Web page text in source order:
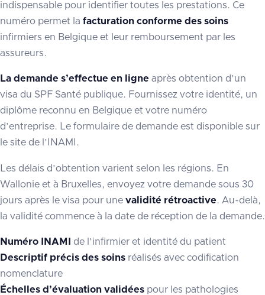
indispensable pour identifier toutes les prestations. Ce
numéro permet la facturation conforme des soins
infirmiers en Belgique et leur remboursement par les
assureurs.
La demande s’effectue en ligne après obtention d’un
visa du SPF Santé publique. Fournissez votre identité, un
diplôme reconnu en Belgique et votre numéro
d’entreprise. Le formulaire de demande est disponible sur
le site de l’INAMI.
Les délais d’obtention varient selon les régions. En
Wallonie et à Bruxelles, envoyez votre demande sous 30
jours après le visa pour une validité rétroactive. Au-delà,
la validité commence à la date de réception de la demande.
Numéro INAMI
de l’infirmier et identité du patient
Descriptif précis des soins réalisés avec codification
nomenclature
Échelles d’évaluation validées pour les pathologies